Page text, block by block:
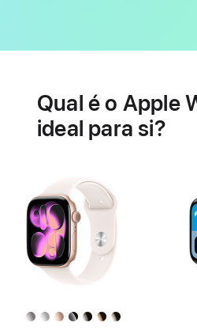
Qual é o Apple
ideal para si?